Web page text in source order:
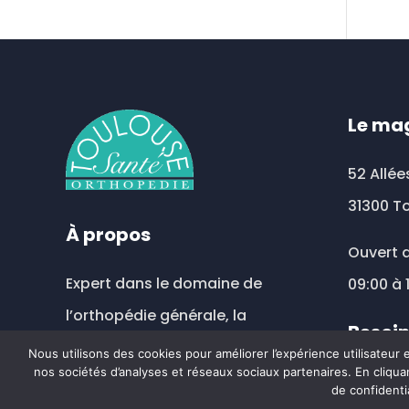
Les
sur
du
À propos
Expert dans le domaine de
l’orthopédie générale, la
compression veineuse et
prothèse mammaire externe.
Le
52
31300
Ouvert
09:00 à
Nous utilisons des cookies pour améliorer l’expérience
nos sociétés d’analyses et réseaux sociaux partenaires. En
de